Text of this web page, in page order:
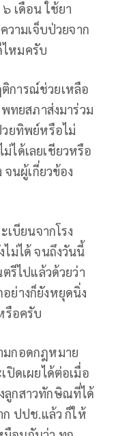
เดือน ใช้ยา
วามเจ็บป่วยจาก
หมครับ
การณ์ช่วยเหลือ
ทยสภาส่งมาร่วม
ยทิพย์หรือไม่
ได้เลยเชียวหรือ
จนผู้เกี่ยวข้อง
เบียนจากโรง
ไม่ได้ จนถึงวันนี้
รีไปแล้วด้วยว่า
ย่างก็ยังหยุดนิ่ง
รือครับ
มกอดกฎหมาย
ปิดเผยได้ต่อเมื่อ
ลูกสาวทักษิณที่ได้
ก ปปช.แล้ว ก็ให้